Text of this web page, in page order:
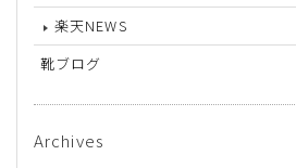
楽天NEWS
靴ブログ
Archives